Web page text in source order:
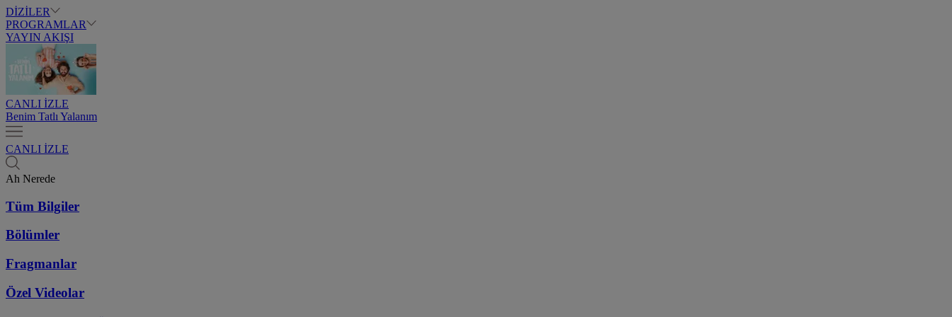
DİZİLER
PROGRAMLAR
YAYIN AKIŞI
CANLI İZLE
Benim Tatlı Yalanım
CANLI İZLE
Ah Nerede
Tüm Bilgiler
Bölümler
Fragmanlar
Özel Videolar